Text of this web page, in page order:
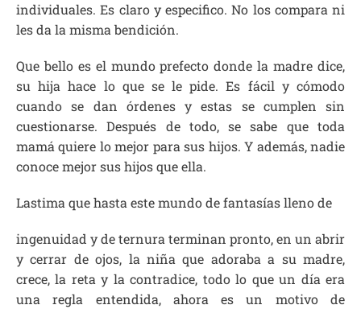
individuales. Es claro y especifico. No los compara ni
les da la misma bendición.
Que bello es el mundo prefecto donde la madre dice,
su hija hace lo que se le pide. Es fácil y cómodo
cuando se dan órdenes y estas se cumplen sin
cuestionarse. Después de todo, se sabe que toda
mamá quiere lo mejor para sus hijos. Y además, nadie
conoce mejor sus hijos que ella.
Lastima que hasta este mundo de fantasías lleno de
ingenuidad y de ternura terminan pronto, en un abrir
y cerrar de ojos, la niña que adoraba a su madre,
crece, la reta y la contradice, todo lo que un día era
una regla entendida, ahora es un motivo de